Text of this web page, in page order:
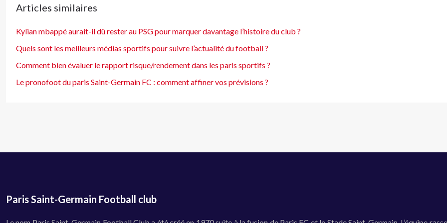
Articles similaires
Kylian mbappé aurait-il dû rester au PSG pour marquer davantage l’histoire du club ?
Quels sont les meilleurs médias sportifs pour suivre l’actualité du football ?
Comment bien évaluer le rapport risque/rendement dans les paris sportifs ?
Le pronofoot du paris Saint-Germain FC : comment affiner vos prévisions ?
Paris Saint-Germain Football club